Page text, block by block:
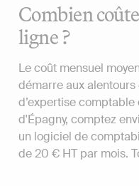
Combien
ligne ?
Le coût mensuel
démarre aux
d’expertise
d'Épagny, comptez
un logiciel de
de 20 € HT par mois.